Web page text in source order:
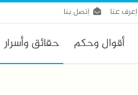
اِعرف عنا اِتصل بنا
أقوال وحكم حقائق وأسرار